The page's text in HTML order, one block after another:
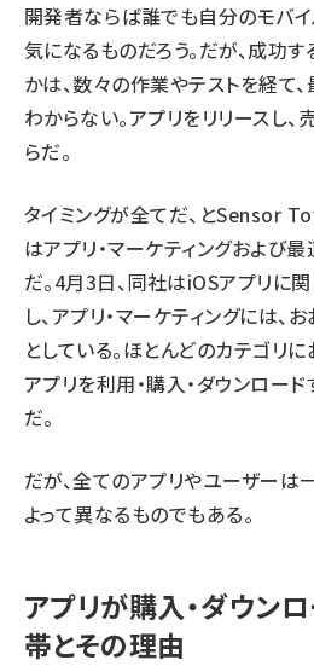
開発者ならば誰でも自分のモバ
気になるものだろう。だが、成功
かは、数々の作業やテストを経て
わからない。アプリをリリースし
らだ。
タイミングが全てだ、とSensor
はアプリ・マーケティングおよび
だ。4月3日、同社はiOSアプリに
し、アプリ・マーケティングには
としている。ほとんどのカテゴリ
アプリを利用・購入・ダウンロー
だ。
だが、全てのアプリやユーザーは
よって異なるものでもある。
アプリが購入・ダウン
帯とその理由